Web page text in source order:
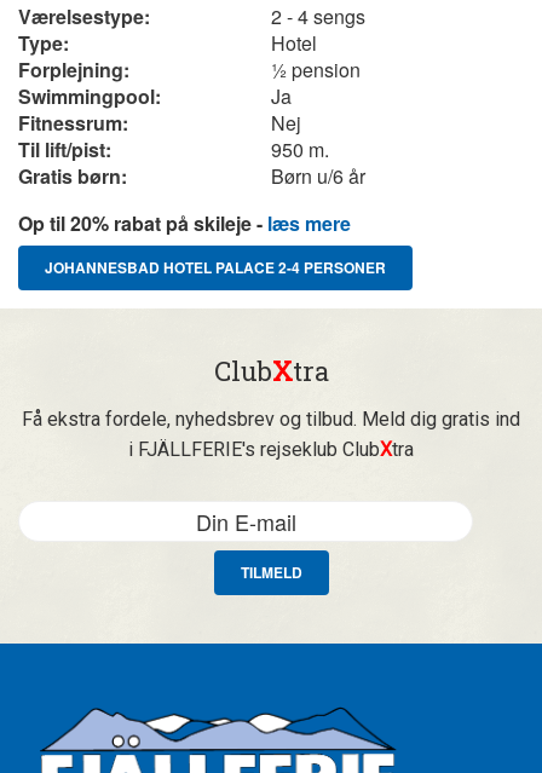
Værelsestype:
2 - 4 sengs
Type:
Hotel
Forplejning:
½ pension
Swimmingpool:
Ja
Fitnessrum:
Nej
Til lift/pist:
950 m.
Gratis børn:
Børn u/6 år
Op til 20% rabat på skileje - læs mere
JOHANNESBAD HOTEL PALACE 2-4 PERSONER
ClubXtra
Få ekstra fordele, nyhedsbrev og tilbud. Meld dig gratis ind
i FJÄLLFERIE's rejseklub ClubXtra
TILMELD